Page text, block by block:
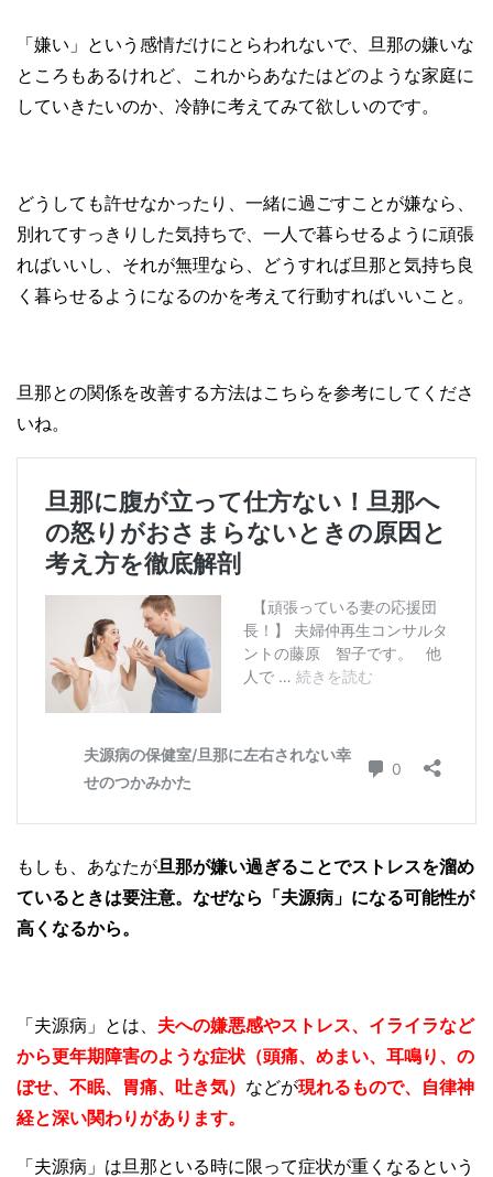
「嫌い」という感情だけにとらわれないで、旦那の嫌いな
ところもあるけれど、これからあなたはどのような家庭に
していきたいのか、冷静に考えてみて欲しいのです。
どうしても許せなかったり、一緒に過ごすことが嫌なら、
別れてすっきりした気持ちで、一人で暮らせるように頑張
ればいいし、それが無理なら、どうすれば旦那と気持ち良
く暮らせるようになるのかを考えて行動すればいいこと。
旦那との関係を改善する方法はこちらを参考にしてくださ
いね。
もしも、あなたが旦那が嫌い過ぎることでストレスを溜め
ているときは要注意。なぜなら「夫源病」になる可能性が
高くなるから。
「夫源病」とは、 夫への嫌悪感やストレス、イライラなど
から更年期障害のような症状（頭痛、めまい、耳鳴り、の
ぼせ、不眠、胃痛、吐き気） などが現れるもので、自律神
経と深い関わりがあります。
「夫源病」は旦那といる時に限って症状が重くなるという